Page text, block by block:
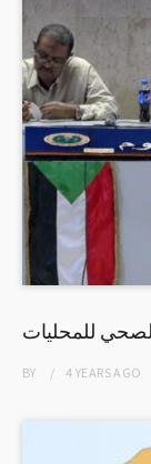
للمحليات
BY 4 YEARSAGO